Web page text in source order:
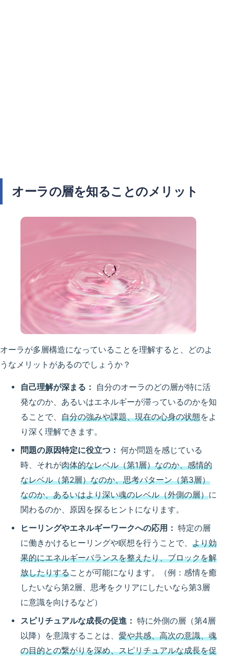
オーラの層を知ることのメリット
オーラが多層構造になっていることを理解すると、どのよ
うなメリットがあるのでしょうか？
自己理解が深まる：
自分のオーラのどの層が特に活
発なのか、あるいはエネルギーが滞っているのかを知
ることで、 自分の強みや課題、現在の心身の状態をよ
り深く理解できます。
問題の原因特定に役立つ： 何か問題を感じている
時、それが肉体的なレベル（第1層）なのか、感情的
なレベル（第2層）なのか、思考パターン（第3層）
なのか、あるいはより深い魂のレベル（外側の層）に
関わるのか、原因を探るヒントになります。
ヒーリングやエネルギーワークへの応用： 特定の層
に働きかけるヒーリングや瞑想を行うことで、 より効
果的にエネルギーバランスを整えたり、ブロックを解
放したりすることが可能になります。（例：感情を癒
したいなら第2層、思考をクリアにしたいなら第3層
に意識を向けるなど）
スピリチュアルな成長の促進： 特に外側の層（第4層
以降）を意識することは、 愛や共感、高次の意識、魂
の目的との繋がりを深め、スピリチュアルな成長を促